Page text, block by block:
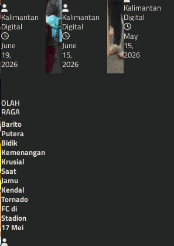
Kalimantan
Digital
June
19,
2026
Kalimantan
Digital
June
15,
2026
Kalimantan
Digital
May
15,
2026
OLAH
RAGA
Barito
Putera
Bidik
Kemenangan
Krusial
Saat
Jamu
Kendal
Tornado
FC di
Stadion
17 Mei